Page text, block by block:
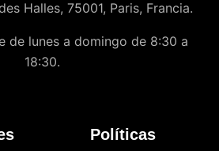
Halles, 75001, Paris, Francia.
de lunes a domingo de 8:30 a
18:30.
Políticas